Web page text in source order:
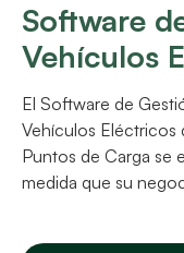
Software
Vehículos
El Software de
Vehículos Eléctricos
Puntos de Carga se
medida que su